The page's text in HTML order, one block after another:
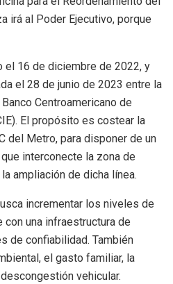
irá al Poder Ejecutivo, porque
el 16 de diciembre de 2022, y
el 28 de junio de 2023 entre la
Centroamericano de
El propósito es costear la
del Metro, para disponer de un
interconecte la zona de
ampliación de dicha línea.
incrementar los niveles de
una infraestructura de
de confiabilidad. También
el gasto familiar, la
vehicular.